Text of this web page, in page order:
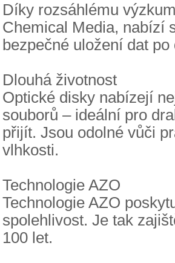
Díky rozsáhlému
Chemical Media, nabízí
bezpečné uložení dat
Dlouhá životnost
Optické disky nabízejí
souborů – ideální pro
přijít. Jsou odolné vůči
vlhkosti.
Technologie AZO
Technologie AZO
spolehlivost. Je tak
100 let.